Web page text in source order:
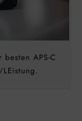
APS-C